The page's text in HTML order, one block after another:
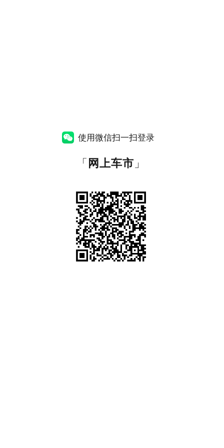
使用微信扫一扫登录
「 网上车市 」